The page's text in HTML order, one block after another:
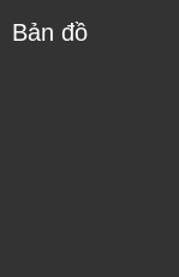
Bản đồ